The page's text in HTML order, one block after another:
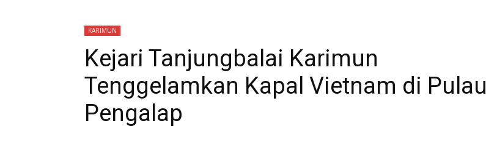
KARIMUN
Kejari Tanjungbalai Karimun
Tenggelamkan Kapal Vietnam di Pulau
Pengalap